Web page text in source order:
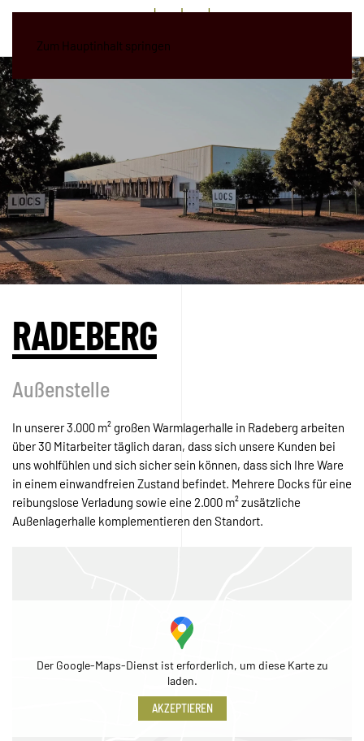
Zum Hauptinhalt springen
RADEBERG
Außenstelle
In unserer 3.000 m² großen Warmlagerhalle in Radeberg arbeiten
über 30 Mitarbeiter täglich daran, dass sich unsere Kunden bei
uns wohlfühlen und sich sicher sein können, dass sich Ihre Ware
in einem einwandfreien Zustand befindet. Mehrere Docks für eine
reibungslose Verladung sowie eine 2.000 m² zusätzliche
Außenlagerhalle komplementieren den Standort.
Der Google-Maps-Dienst ist erforderlich, um diese Karte zu
laden.
AKZEPTIEREN